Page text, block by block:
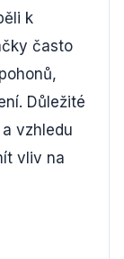
k
často
Důležité
vzhledu
vliv na